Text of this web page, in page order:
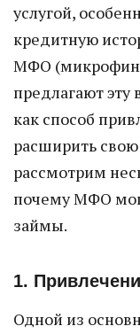
услугой,
кредитную
МФО
предлагают
как способ
расширить
рассмотрим
почему МФО
займы.
1.
Одной из